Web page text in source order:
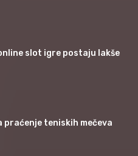
slot igre postaju lakše
teniskih mečeva